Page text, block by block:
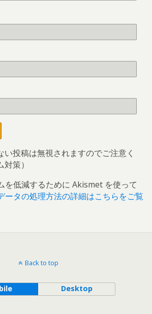
い投稿は無視されますのでご注意く
策）
を低減するために Akismet を使って
ータの処理方法の詳細はこちらをご覧
Back to top
Desktop